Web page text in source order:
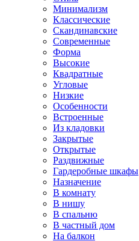
Минимализм
Классические
Скандинавские
Современные
Форма
Высокие
Квадратные
Угловые
Низкие
Особенности
Встроенные
Из кладовки
Закрытые
Открытые
Раздвижные
Гардеробные шкафы
Назначение
В комнату
В нишу
В спальню
В частный дом
На балкон